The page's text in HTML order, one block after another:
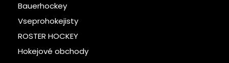
Bauerhockey
Vseprohokejisty
ROSTER HOCKEY
Hokejové obchody